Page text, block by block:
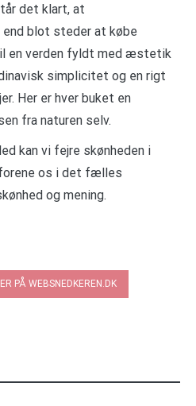
det klart, at
blot steder at købe
en verden fyldt med æstetik
simplicitet og en rigt
Her er hver buket en
fra naturen selv.
kan vi fejre skønheden i
os i det fælles
og mening.
PÅ WEBSNEDKEREN.DK